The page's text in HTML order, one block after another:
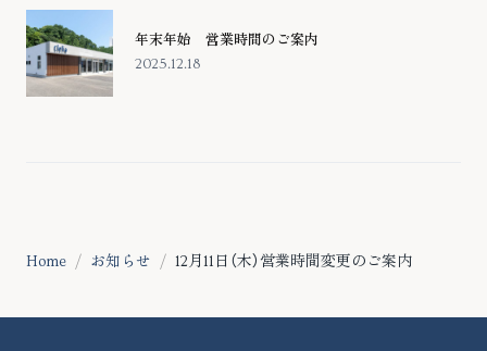
年末年始 営業時間のご案内
2025.12.18
Home お知らせ 12月11日（木）営業時間変更のご案内